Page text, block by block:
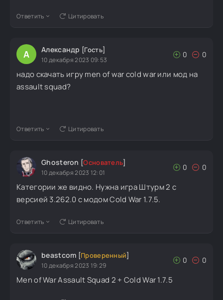
Ответить Цитировать
А Александр [Гость]
10 декабря 2023 09:53
0 0
надо скачать игру men of war cold war или мод на
assault squad?
Ответить Цитировать
Ghosteron [Основатель]
10 декабря 2023 12:01
0 0
Категории же видно. Нужна игра Штурм 2 с
версией 3.262.0 с модом Cold War 1.7.5.
Ответить Цитировать
beastcom [Проверенный]
10 декабря 2023 19:29
0 0
Men of War Assault Squad 2 + Cold War 1.7.5